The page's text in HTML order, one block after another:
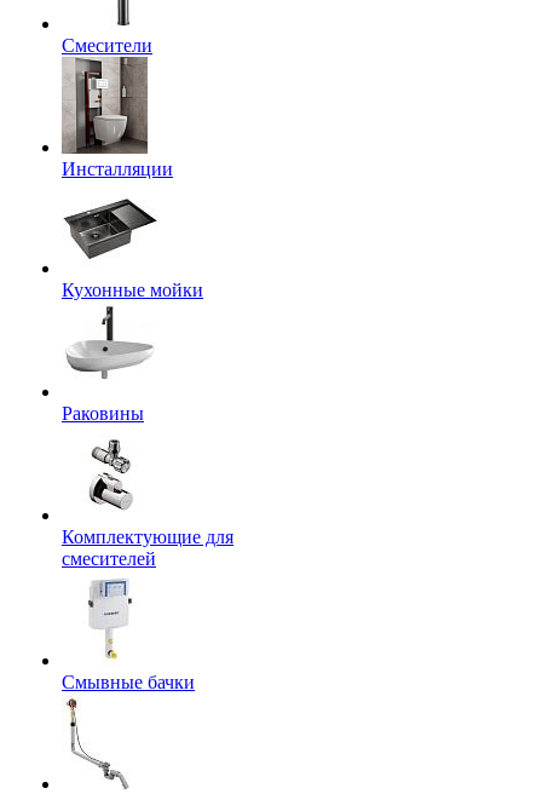
Смесители
Инсталляции
Кухонные мойки
Раковины
Комплектующие для
смесителей
Смывные бачки